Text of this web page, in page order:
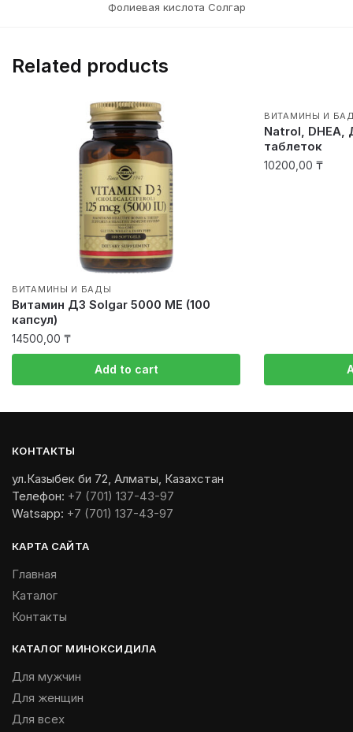
Фолиевая кислота Солгар
Related products
ВИТАМИНЫ И БАДЫ
Витамин Д3 Solgar 5000 ME (100
капсул)
14500,00 ₸
Add to cart
ВИТАМИНЫ И
Natrol, DHEA,
таблеток
10200,00 ₸
КОНТАКТЫ
ул.Казыбек би 72, Алматы, Казахстан
Телефон: +7 (701) 137-43-97
Watsapp: +7 (701) 137-43-97
КАРТА САЙТА
Главная
Каталог
Контакты
КАТАЛОГ МИНОКСИДИЛА
Для мужчин
Для женщин
Для всех